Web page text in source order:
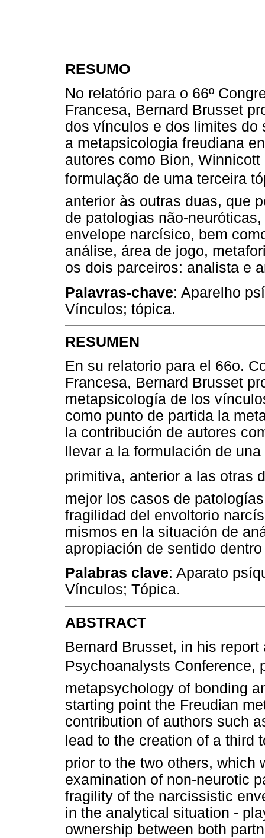
RESUMO
No relatório para o 66º
Francesa, Bernard Brusset
dos vínculos e dos limites do
a metapsicologia freudiana
autores como Bion,
formulação de uma terceira
anterior às outras duas, que
de patologias não-
envelope narcísico, bem
análise, área de jogo,
os dois parceiros: analista e
Palavras-chave: Aparelho
Vínculos; tópica.
RESUMEN
En su relatorio para el 66o.
Francesa, Bernard Brusset
metapsicología de los
como punto de partida la
la contribución de autores
llevar a la formulación de
primitiva, anterior a las
mejor los casos de
fragilidad del envoltorio
mismos en la situación de
apropiación de sentido
Palabras clave: Aparato
Vínculos; Tópica.
ABSTRACT
Bernard Brusset, in his
Psychoanalysts
metapsychology of bonding
starting point the Freudian
contribution of authors such
lead to the creation of a third
prior to the two others, which
examination of non-neurotic
fragility of the narcissistic
in the analytical situation -
ownership between both